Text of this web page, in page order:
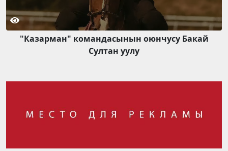
"Казарман" командасынын оюнчусу Бакай
Султан уулу